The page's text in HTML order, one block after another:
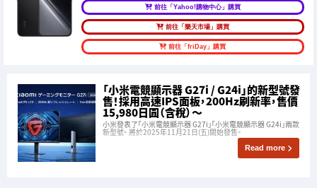
前往「Yahoo!購物中心」購買
前往「樂天市場」購買
前往「friDay」購買
「小米電競顯示器 G27i / G24i」的新型號發
售！採用高速IPS面板，200Hz刷新率，售價
15,980日圓（含稅）〜
小米發表了「小米電競顯示器 G27i」「小米電競顯示器 G24i」兩款
新型號。 將於2025年11月21日(五)開始發售。
Read more